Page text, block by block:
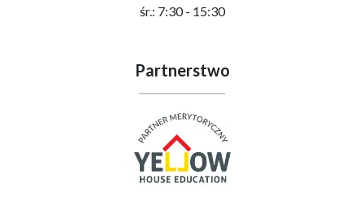
śr.: 7:30 - 15:30
Partnerstwo